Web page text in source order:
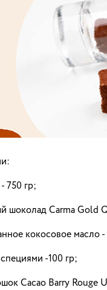
750 гр;
шоколад Carma Gold
кокосовое масло -
-100 гр;
Cacao Barry Rouge